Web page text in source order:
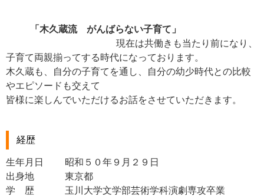
「木久蔵流 がんばらない子育て」
現在は共働きも当たり前になり、
子育て両親揃ってする時代になっております。
木久蔵も、自分の子育てを通し、自分の幼少時代との比較
やエピソードも交えて
皆様に楽しんでいただけるお話をさせていただきます。
経歴
生年月日 昭和５０年９月２９日
出身地 東京都
学 歴 玉川大学文学部芸術学科演劇専攻卒業